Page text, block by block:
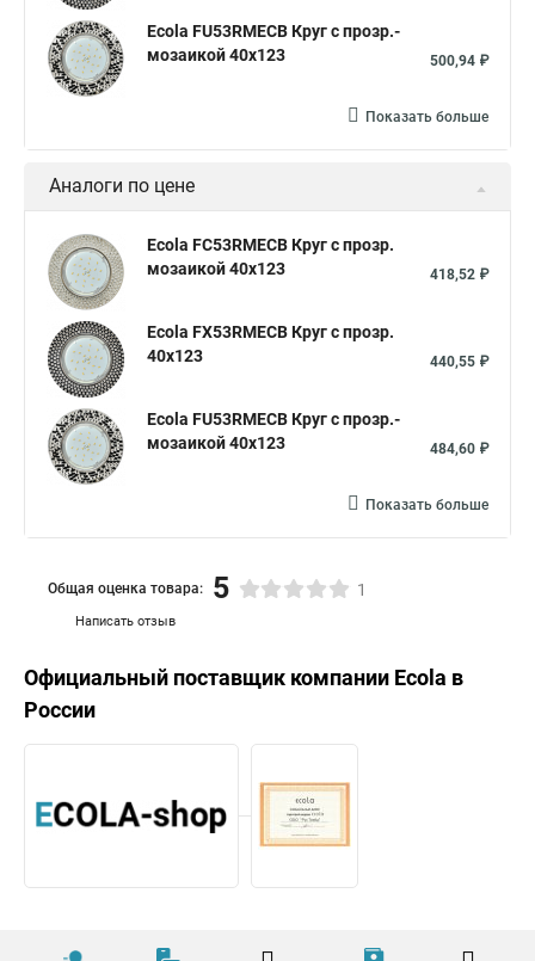
Ecola FU53RMECB Круг с прозр.-
мозаикой 40x123
500,94 ₽
Показать больше
Аналоги по цене
Ecola FC53RMECB Круг с прозр.
мозаикой 40x123
418,52 ₽
Ecola FX53RMECB Круг с прозр.
40x123
440,55 ₽
Ecola FU53RMECB Круг с прозр.-
мозаикой 40x123
484,60 ₽
Показать больше
Написать отзыв
Общая оценка товара: 5 1
Официальный поставщик компании Ecola в
России